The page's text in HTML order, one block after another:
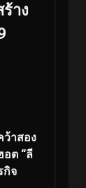
าง
าสอง
อต “ลี
กิจ